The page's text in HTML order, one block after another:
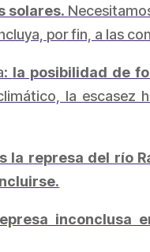
solares.
por fin, a las
la posibilidad de
la escasez
la represa del río
inconclusa